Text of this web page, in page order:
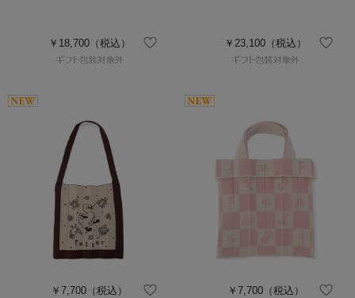
￥18,700（税込） ￥23,100 （税込）
￥7,700 （税込） ￥7,700（税込）